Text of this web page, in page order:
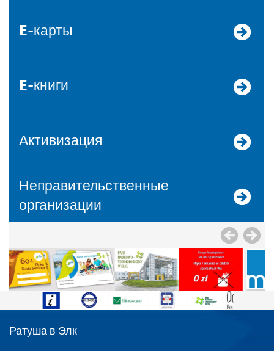
E-карты
E-книги
Активизация
Неправительственные
организации
Ратуша в Элк